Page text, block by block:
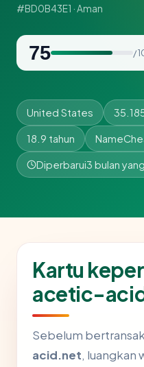
#BD0B43E1 · Aman
75 /
United States
18.9 tahun
Diperbarui3 bulan
Kartu
acetic-
Sebelum
acid.net, luangkan